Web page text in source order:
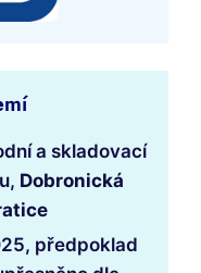
a skladovací
Dobronická
předpoklad